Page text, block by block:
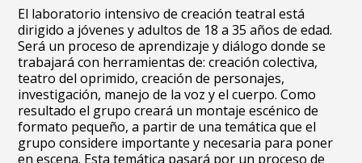
El laboratorio intensivo de creación teatral está
dirigido a jóvenes y adultos de 18 a 35 años de edad.
Será un proceso de aprendizaje y diálogo donde se
trabajará con herramientas de: creación colectiva,
teatro del oprimido, creación de personajes,
investigación, manejo de la voz y el cuerpo. Como
resultado el grupo creará un montaje escénico de
formato pequeño, a partir de una temática que el
grupo considere importante y necesaria para poner
en escena. Esta temática pasará por un proceso de